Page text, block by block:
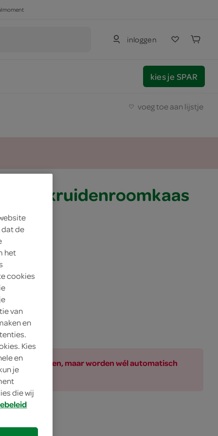
inloggen
kies je SPAR
voeg toe aan lijstje
chili kruidenroomkaas
de producten, maar worden wél automatisch
borrel
de
het
cookies
van
en
Kies
en
je
die wij